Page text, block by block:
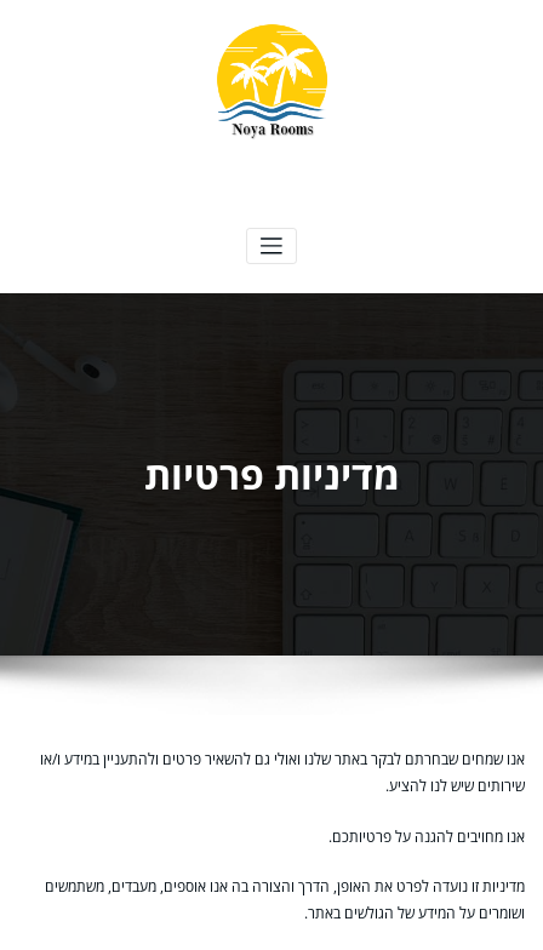
מדיניות פרטיות
אנו שמחים שבחרתם לבקר באתר שלנו ואולי גם להשאיר פרטים ולהתעניין במידע ו/או
שירותים שיש לנו להציע.
אנו מחויבים להגנה על פרטיותכם.
מדיניות זו נועדה לפרט את האופן, הדרך והצורה בה אנו אוספים, מעבדים, משתמשים
ושומרים על המידע של הגולשים באתר.